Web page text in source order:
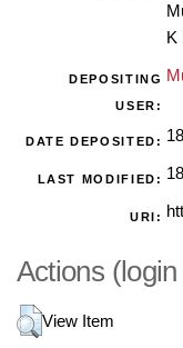
K
DEPOSITING
USER:
DATE DEPOSITED:
LAST MODIFIED:
URI:
Actions
View Item